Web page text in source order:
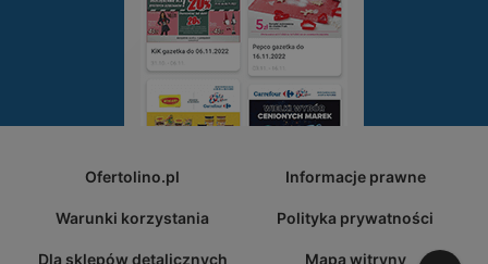
Ofertolino.pl Informacje prawne
Warunki korzystania Polityka prywatności
Dla sklepów detalicznych Mapa witryny